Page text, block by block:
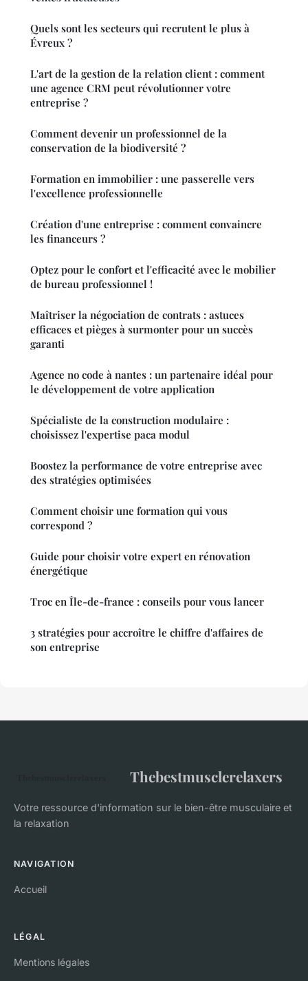
Quels sont les secteurs qui recrutent le plus à
Évreux ?
L'art de la gestion de la relation client : comment
une agence CRM peut révolutionner votre
entreprise ?
Comment devenir un professionnel de la
conservation de la biodiversité ?
Formation en immobilier : une passerelle vers
l'excellence professionnelle
Création d'une entreprise : comment convaincre
les financeurs ?
Optez pour le confort et l'efficacité avec le mobilier
de bureau professionnel !
Maîtriser la négociation de contrats : astuces
efficaces et pièges à surmonter pour un succès
garanti
Agence no code à nantes : un partenaire idéal pour
le développement de votre application
Spécialiste de la construction modulaire :
choisissez l'expertise paca modul
Boostez la performance de votre entreprise avec
des stratégies optimisées
Comment choisir une formation qui vous
correspond ?
Guide pour choisir votre expert en rénovation
énergétique
Troc en Île-de-france : conseils pour vous lancer
3 stratégies pour accroître le chiffre d'affaires de
son entreprise
Thebestmusclerelaxers
Votre ressource d'information sur le bien-être musculaire et
la relaxation
NAVIGATION
Accueil
LÉGAL
Mentions légales